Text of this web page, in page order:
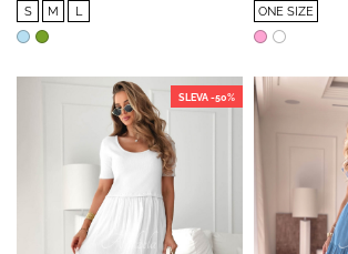
S M L ONE SIZE
SLEVA -50%